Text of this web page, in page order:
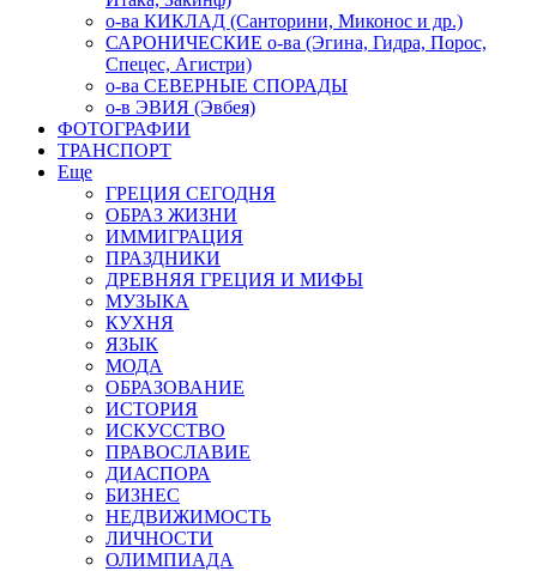
о-ва КИКЛАД (Санторини, Миконос и др.)
САРОНИЧЕСКИЕ о-ва (Эгина, Гидра, Порос,
Спецес, Агистри)
о-ва СЕВЕРНЫЕ СПОРАДЫ
о-в ЭВИЯ (Эвбея)
ФОТОГРАФИИ
ТРАНСПОРТ
Еще
ГРЕЦИЯ СЕГОДНЯ
ОБРАЗ ЖИЗНИ
ИММИГРАЦИЯ
ПРАЗДНИКИ
ДРЕВНЯЯ ГРЕЦИЯ И МИФЫ
МУЗЫКА
КУХНЯ
ЯЗЫК
МОДА
ОБРАЗОВАНИЕ
ИСТОРИЯ
ИСКУССТВО
ПРАВОСЛАВИЕ
ДИАСПОРА
БИЗНЕС
НЕДВИЖИМОСТЬ
ЛИЧНОСТИ
ОЛИМПИАДА